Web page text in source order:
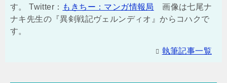
す。 Twitter： もきちー：マンガ情報局
画像は七尾ナ
ナキ先生の『異剣戦記ヴェルンディオ』からコハクで
す。
執筆記事一覧